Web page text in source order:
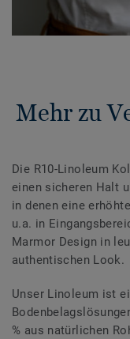
Mehr zu
Die R10-Linoleum
einen sicheren Halt
in denen eine
u.a. in
Marmor Design in
authentischen Look.
Unser Linoleum ist
% aus natürlichen